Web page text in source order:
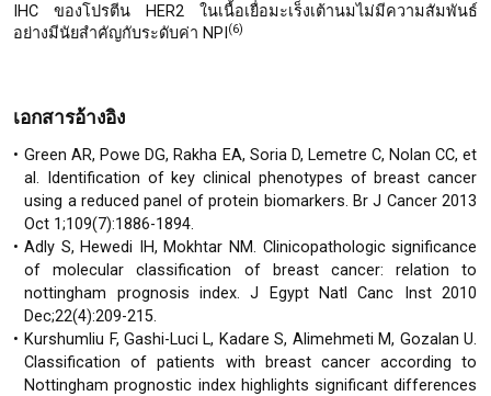
IHC ของโปรตีน HER2 ในเนื้อเยื่อมะเร็งเต้านมไม่มีความสัมพันธ์
อย่างมีนัยสำคัญกับระดับค่า NPI (6)
เอกสารอ้างอิง
Green AR, Powe DG, Rakha EA, Soria D, Lemetre C, Nolan CC, et
al. Identification of key clinical phenotypes of breast cancer
using a reduced panel of protein biomarkers. Br J Cancer 2013
Oct 1;109(7):1886-1894.
Adly S, Hewedi IH, Mokhtar NM. Clinicopathologic significance
of molecular classification of breast cancer: relation to
nottingham prognosis index. J Egypt Natl Canc Inst 2010
Dec;22(4):209-215.
Kurshumliu F, Gashi-Luci L, Kadare S, Alimehmeti M, Gozalan U.
Classification of patients with breast cancer according to
Nottingham prognostic index highlights significant differences